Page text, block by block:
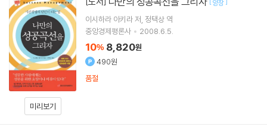
미리보기
양장
이시하라 아키라저 정택상 역
중앙경제평론사
2008.6.5.
10% 8,820원
490원
품절